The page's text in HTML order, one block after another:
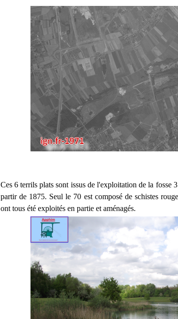
Ces 6 terrils plats sont issus de l'exploitation de la fosse
partir de 1875. Seul le 70 est composé de schistes
ont tous été exploités en partie et aménagés.